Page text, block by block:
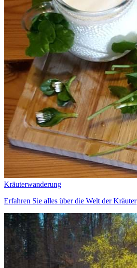
Kräuterwanderung
Erfahren Sie alles über die Welt der Kräuter